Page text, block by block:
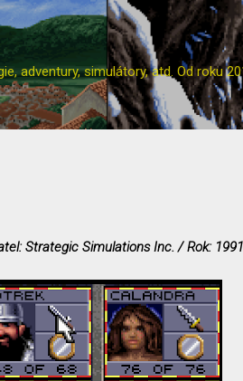
adventury, simulátory, atd. Od roku
Strategic Simulations Inc. / Rok: 1991